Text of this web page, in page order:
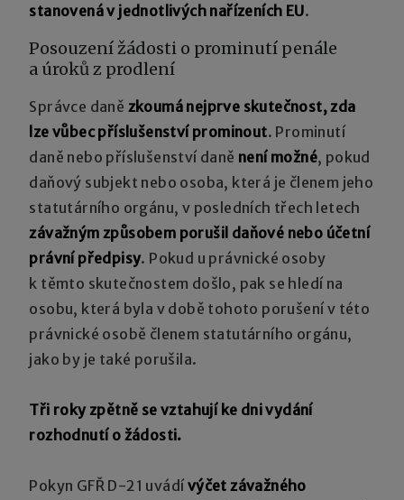
stanovená v jednotlivých nařízeních EU.
Posouzení žádosti o prominutí penále
a úroků z prodlení
Správce daně zkoumá nejprve skutečnost, zda
lze vůbec příslušenství prominout. Prominutí
daně nebo příslušenství daně není možné, pokud
daňový subjekt nebo osoba, která je členem jeho
statutárního orgánu, v posledních třech letech
závažným způsobem porušil daňové nebo účetní
právní předpisy. Pokud u právnické osoby
k těmto skutečnostem došlo, pak se hledí na
osobu, která byla v době tohoto porušení v této
právnické osobě členem statutárního orgánu,
jako by je také porušila.
Tři roky zpětně se vztahují ke dni vydání
rozhodnutí o žádosti.
Pokyn GFŘ D-21 uvádí výčet závažného